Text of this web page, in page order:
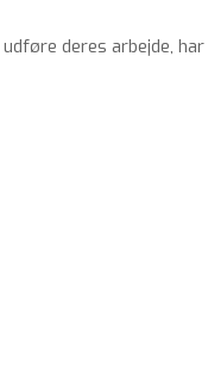
deres ar­bej­de, har